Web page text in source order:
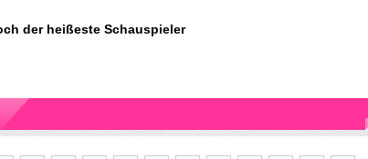
der heißeste Schauspieler